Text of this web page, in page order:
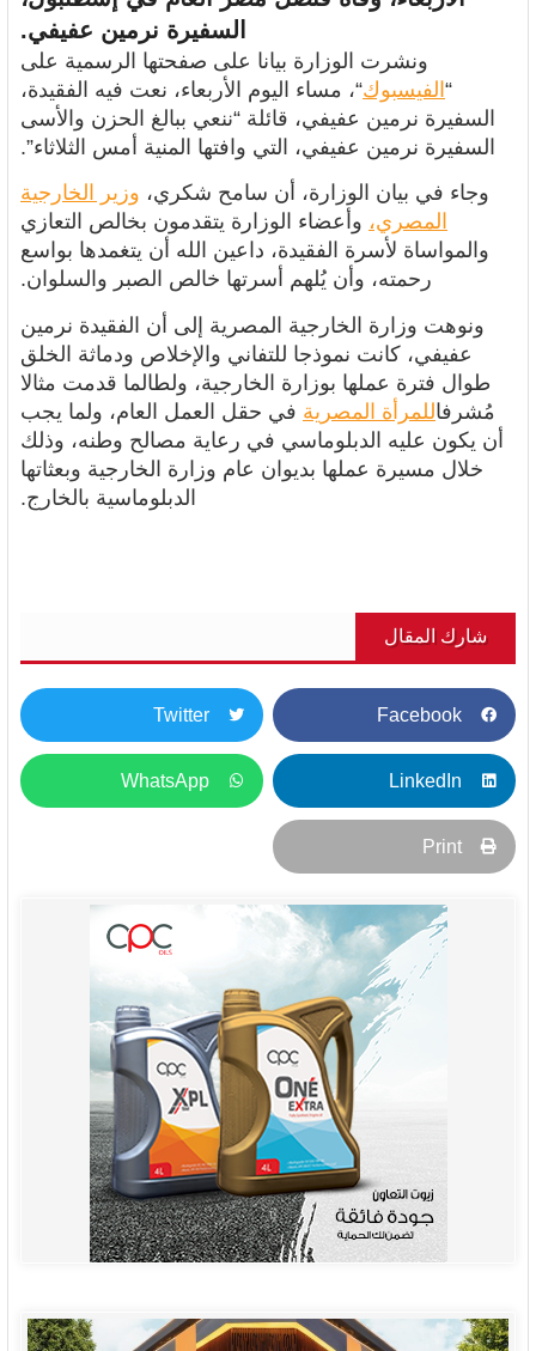
السفيرة نرمين عفيفي.
ونشرت الوزارة بيانا على صفحتها الرسمية على
“الفيسبوك“، مساء اليوم الأربعاء، نعت فيه الفقيدة،
السفيرة نرمين عفيفي، قائلة “ننعي ببالغ الحزن والأسى
السفيرة نرمين عفيفي، التي وافتها المنية أمس الثلاثاء”.
وجاء في بيان الوزارة، أن سامح شكري، وزير الخارجية
المصري، وأعضاء الوزارة يتقدمون بخالص التعازي
والمواساة لأسرة الفقيدة، داعين الله أن يتغمدها بواسع
رحمته، وأن يُلهم أسرتها خالص الصبر والسلوان.
ونوهت وزارة الخارجية المصرية إلى أن الفقيدة نرمين
عفيفي، كانت نموذجا للتفاني والإخلاص ودماثة الخلق
طوال فترة عملها بوزارة الخارجية، ولطالما قدمت مثالا
مُشرفاللمرأة المصرية في حقل العمل العام، ولما يجب
أن يكون عليه الدبلوماسي في رعاية مصالح وطنه، وذلك
خلال مسيرة عملها بديوان عام وزارة الخارجية وبعثاتها
الدبلوماسية بالخارج.
شارك المقال
Facebook
Twitter
LinkedIn
WhatsApp
Print